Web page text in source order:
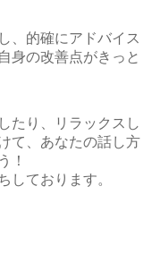
、的確にアドバイス
身の改善点がきっと
たり、リラックスし
て、あなたの話し方
！
しております。